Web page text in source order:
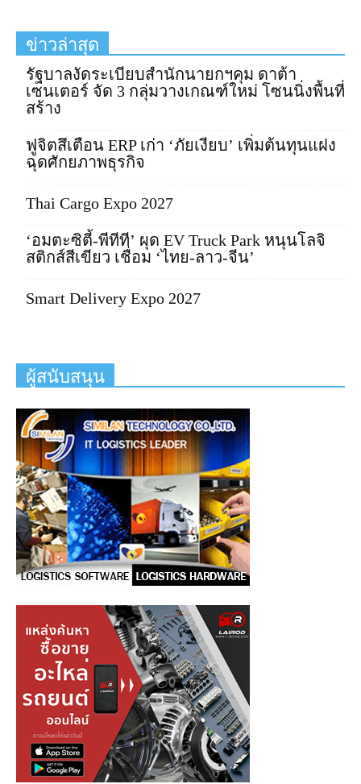
ข่าวล่าสุด
รัฐบาลงัดระเบียบสำนักนายกฯคุม ดาต้า
เซนเตอร์ จัด 3 กลุ่มวางเกณฑ์ใหม่ โซนนิ่งพื้นที่
สร้าง
ฟูจิตสึเตือน ERP เก่า ‘ภัยเงียบ’ เพิ่มต้นทุนแฝง
ฉุดศักยภาพธุรกิจ
Thai Cargo Expo 2027
‘อมตะซิตี้-พีทีที’ ผุด EV Truck Park หนุนโลจิ
สติกส์สีเขียว เชื่อม ‘ไทย-ลาว-จีน’
Smart Delivery Expo 2027
ผู้สนับสนุน